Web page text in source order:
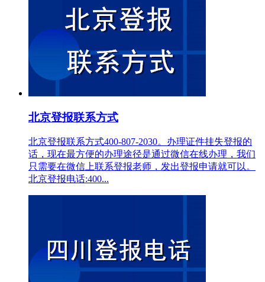
北京登报联系方式
北京登报联系方式400-807-2030。办理证件挂失登报的
话，现在最方便的办理途径是通过微信在线办理，我们
只需要在微信上联系登报老师，发出登报申请就可以。
北京登报电话:400...